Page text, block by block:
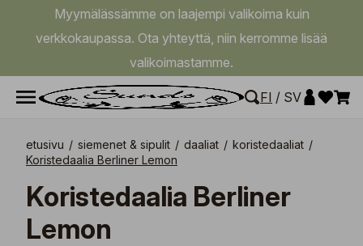
Myymälässämme on laajempi valikoima kuin
verkkokaupassa. Ota yhteyttä, niin kerromme lisää
valikoimastamme.
FI / SV
etusivu / siemenet & sipulit / daaliat / koristedaaliat /
Koristedaalia Berliner Lemon
Koristedaalia Berliner
Lemon